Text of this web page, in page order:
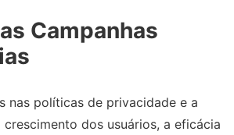
Campanhas
nas políticas de privacidade e a
dos usuários, a eficácia